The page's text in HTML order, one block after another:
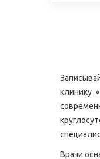
клинику
Врачи